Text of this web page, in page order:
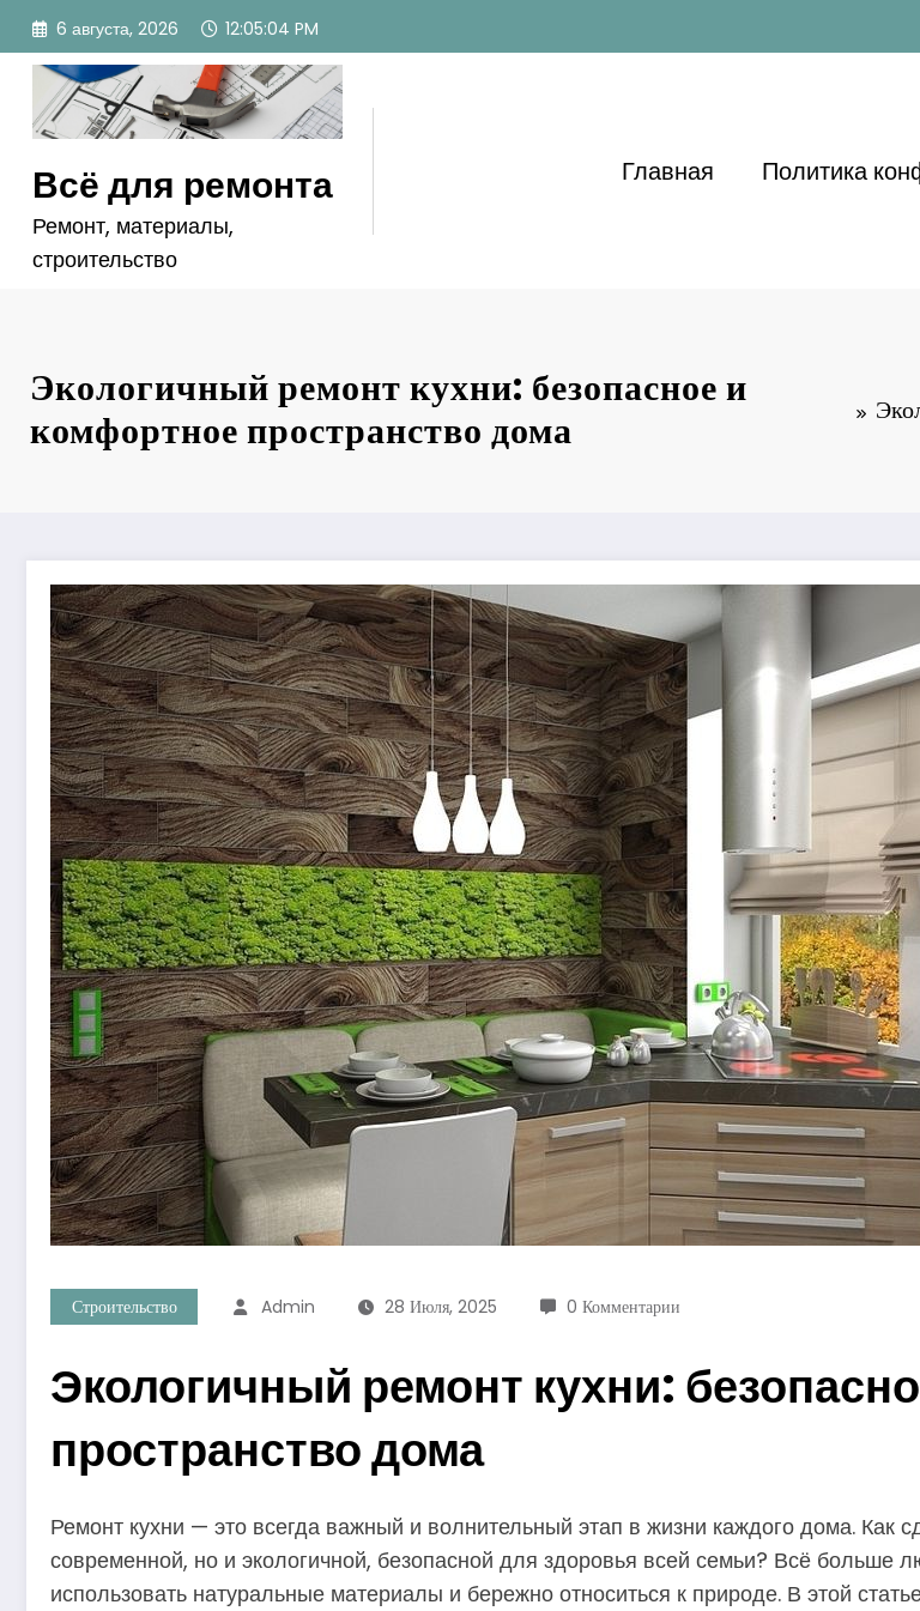
Перейти
содержимому
6 августа, 2026 12:05:05 PM
Всё для ремонта
Ремонт, материалы,
строительство
Главная Политика
Экологичный ремонт кухни: безопасное и
комфортное пространство дома
Строительство Admin 28 Июля, 2025 0 Комментарии
Экологичный ремонт кухни:
пространство дома
Ремонт кухни — это всегда важный и волнительный этап в жизни каждого дома. Как
современной, но и экологичной, безопасной для здоровья всей семьи? Всё больше
использовать натуральные материалы и бережно относиться к природе. В этой